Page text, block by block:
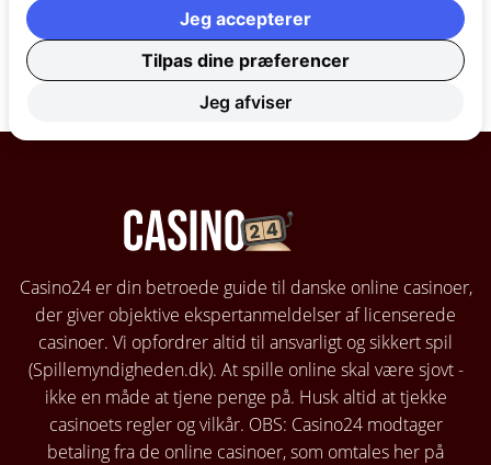
[email protected]
Casino24 er din betroede guide til danske online casinoer,
der giver objektive ekspertanmeldelser af licenserede
casinoer. Vi opfordrer altid til ansvarligt og sikkert spil
(Spillemyndigheden.dk). At spille online skal være sjovt -
ikke en måde at tjene penge på. Husk altid at tjekke
casinoets regler og vilkår. OBS: Casino24 modtager
betaling fra de online casinoer, som omtales her på
Tilpas dine præferencer
Jeg afviser
Jeg accepterer